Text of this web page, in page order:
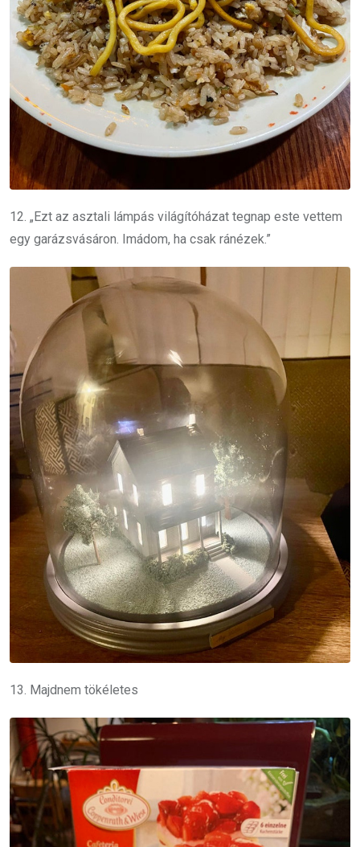
12. „Ezt az asztali lámpás világítóházat tegnap este vettem
egy garázsvásáron. Imádom, ha csak ránézek.”
13. Majdnem tökéletes